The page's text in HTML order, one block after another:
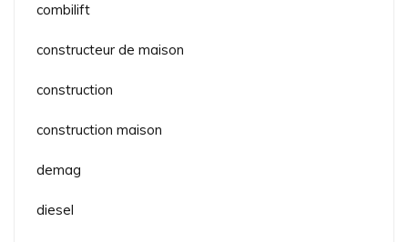
combilift
constructeur de maison
construction
construction maison
demag
diesel